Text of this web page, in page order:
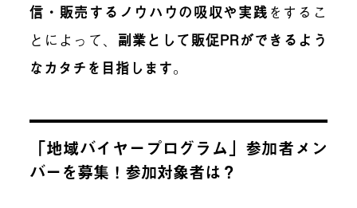
信・販売するノウハウの吸収や実践 をするこ
とによって、 副業として販促PRができるよう
なカタチを目指します。
「地域バイヤープログラム」参加者メン
バーを募集！参加対象者は？